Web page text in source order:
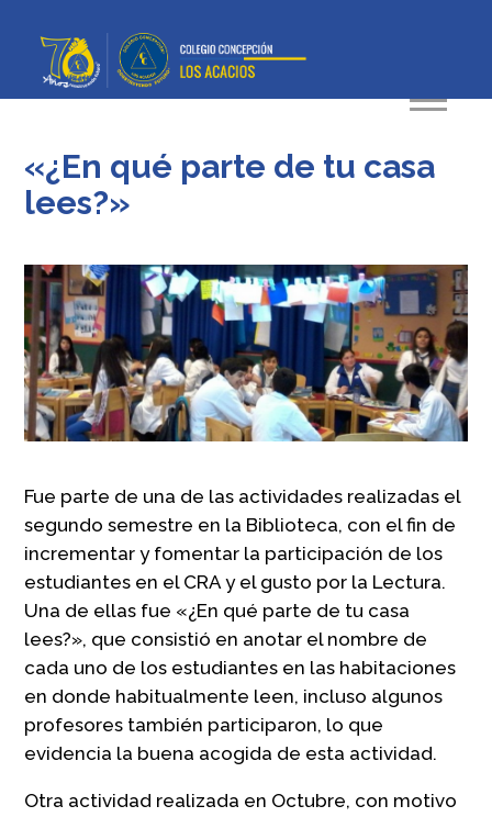
«¿En qué parte de tu casa
lees?»
Fue parte de una de las actividades realizadas el
segundo semestre en la Biblioteca, con el fin de
incrementar y fomentar la participación de los
estudiantes en el CRA y el gusto por la Lectura.
Una de ellas fue «¿En qué parte de tu casa
lees?», que consistió en anotar el nombre de
cada uno de los estudiantes en las habitaciones
en donde habitualmente leen, incluso algunos
profesores también participaron, lo que
evidencia la buena acogida de esta actividad.
Otra actividad realizada en Octubre, con motivo